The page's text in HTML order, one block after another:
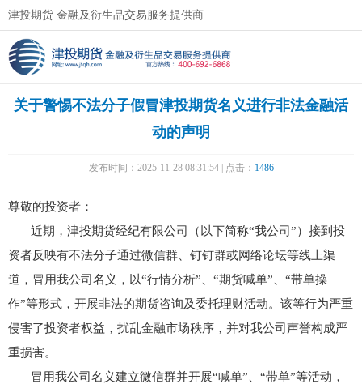
津投期货 金融及衍生品交易服务提供商
关于警惕不法分子假冒津投期货名义进行非法金融活
动的声明
发布时间：2025-11-28 08:31:54 | 点击： 1486
尊敬的投资者：
近期，津投期货经纪有限公司（以下简称“我公司”）接到投
资者反映有不法分子通过微信群、钉钉群或网络论坛等线上渠
道，冒用我公司名义，以“行情分析”、“期货喊单”、“带单操
作”等形式，开展非法的期货咨询及委托理财活动。该等行为严重
侵害了投资者权益，扰乱金融市场秩序，并对我公司声誉构成严
重损害。
冒用我公司名义建立微信群并开展“喊单”、“带单”等活动，